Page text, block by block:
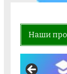
Наши